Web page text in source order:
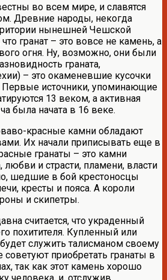
во всем мире, и славятся
Древние народы, некогда
нынешней Чешской
гранат – это вовсе не камень, а
огня. Ну, возможно, они были
граната,
– это окаменевшие кусочки
Первые источники, упоминающие
13 веком, а активная
была начата в 16 веке.
красные камни обладают
Их начали приписывать еще в
гранаты – это камни
любви и страсти, пламени, власти
шедшие в бой крестоносцы
кресты и пояса. А короли
и скипетры.
считается, что украденный
похитителя. Купленный или
служить талисманом своему
приобретать гранаты в
так как этот камень хорошо
человека, и, отслужив